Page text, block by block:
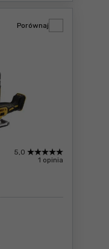
5,0
1 opinia
Porównaj